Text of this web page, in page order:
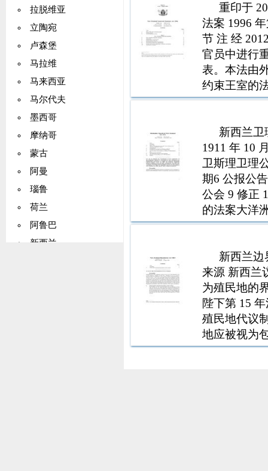
拉脱维亚
立陶宛
卢森堡
马拉维
马来西亚
马尔代夫
墨西哥
摩纳哥
蒙古
阿曼
瑙鲁
荷兰
阿鲁巴
新西兰
重印于
法案 1996
节 注 经
官员中进行
表。本法由
约束王室的
所 5 职能 6
新西兰卫
1911 年 10
卫斯理卫理
期6 公报公
公会 9 修正
的法案大洋
财产信托法
新西兰边
来源 新西兰
为殖民地的
陛下第 15
殖民地代议
地应被视为
述殖民地的